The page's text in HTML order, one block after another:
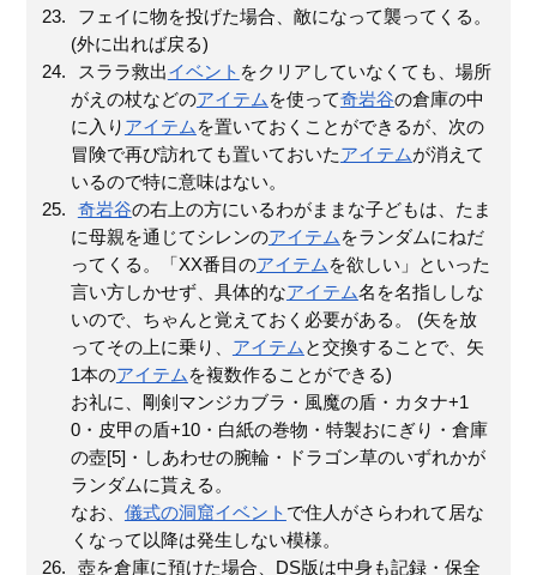
フェイに物を投げた場合、敵になって襲ってくる。
(外に出れば戻る)
スララ救出イベント をクリアしていなくても、場所
がえの杖などのアイテム を使って奇岩谷の倉庫の中
に入り アイテム を置いておくことができるが、次の
冒険で再び訪れても置いておいたアイテムが消えて
いるので特に意味はない。
奇岩谷の右上の方にいるわがままな子どもは、たま
に母親を通じてシレンのアイテム をランダムにねだ
ってくる。「XX番目のアイテム を欲しい」といった
言い方しかせず、具体的なアイテム名を名指ししな
いので、ちゃんと覚えておく必要がある。 (矢を放
ってその上に乗り、 アイテム と交換することで、矢
1本のアイテム を複数作ることができる)
お礼に、剛剣マンジカブラ・風魔の盾・カタナ+1
0・皮甲の盾+10・白紙の巻物・特製おにぎり・倉庫
の壺[5]・しあわせの腕輪・ドラゴン草のいずれかが
ランダムに貰える。
なお、 儀式の洞窟イベント で住人がさらわれて居な
くなって以降は発生しない模様。
壺を倉庫に預けた場合、DS版は中身も記録・保全